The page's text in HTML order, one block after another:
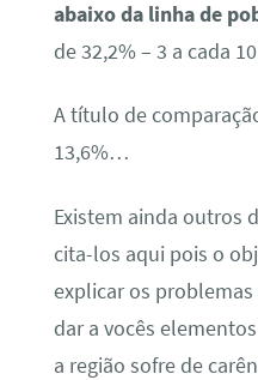
abaixo da linha de
de 32,2% – 3 a cada
A título de
13,6%…
Existem ainda outros
cita-los aqui pois o
explicar os problemas
dar a vocês
a região sofre de